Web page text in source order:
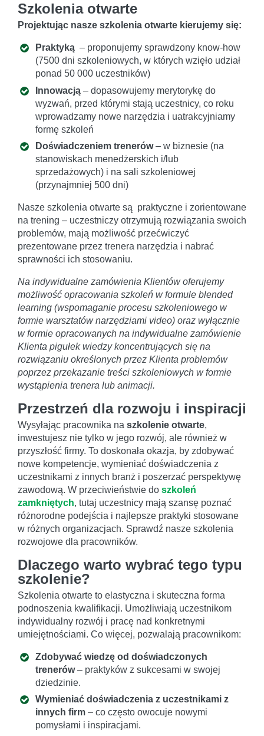
Szkolenia otwarte
Projektując nasze szkolenia otwarte kierujemy się:
Praktyką – proponujemy sprawdzony know-how
(7500 dni szkoleniowych, w których wzięło udział
ponad 50 000 uczestników)
Innowacją – dopasowujemy merytorykę do
wyzwań, przed którymi stają uczestnicy, co roku
wprowadzamy nowe narzędzia i uatrakcyjniamy
formę szkoleń
Doświadczeniem trenerów– w biznesie (na
stanowiskach menedżerskich i/lub
sprzedażowych) i na sali szkoleniowej
(przynajmniej 500 dni)
Nasze szkolenia otwarte są praktyczne i zorientowane
na trening – uczestniczy otrzymują rozwiązania swoich
problemów, mają możliwość przećwiczyć
prezentowane przez trenera narzędzia i nabrać
sprawności ich stosowaniu.
Na indywidualne zamówienia Klientów oferujemy
możliwość opracowania szkoleń w formule blended
learning (wspomaganie procesu szkoleniowego w
formie warsztatów narzędziami video) oraz wyłącznie
w formie opracowanych na indywidualne zamówienie
Klienta pigułek wiedzy koncentrujących się na
rozwiązaniu określonych przez Klienta problemów
poprzez przekazanie treści szkoleniowych w formie
wystąpienia trenera lub animacji.
Przestrzeń dla rozwoju i inspiracji
Wysyłając pracownika na szkolenie otwarte,
inwestujesz nie tylko w jego rozwój, ale również w
przyszłość firmy. To doskonała okazja, by zdobywać
nowe kompetencje, wymieniać doświadczenia z
uczestnikami z innych branż i poszerzać perspektywę
zawodową. W przeciwieństwie do szkoleń
zamkniętych, tutaj uczestnicy mają szansę poznać
różnorodne podejścia i najlepsze praktyki stosowane
w różnych organizacjach. Sprawdź nasze szkolenia
rozwojowe dla pracowników.
Dlaczego warto wybrać tego typu
szkolenie?
Szkolenia otwarte to elastyczna i skuteczna forma
podnoszenia kwalifikacji. Umożliwiają uczestnikom
indywidualny rozwój i pracę nad konkretnymi
umiejętnościami. Co więcej, pozwalają pracownikom:
Zdobywać wiedzę od doświadczonych
trenerów– praktyków z sukcesami w swojej
dziedzinie.
Wymieniać doświadczenia z uczestnikami z
innych firm – co często owocuje nowymi
pomysłami i inspiracjami.